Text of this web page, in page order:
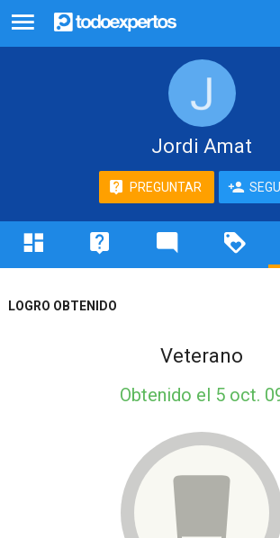
Jordi Amat
PREGUNTAR
LOGRO OBTENIDO
Veterano
Obtenido el 5 oct.